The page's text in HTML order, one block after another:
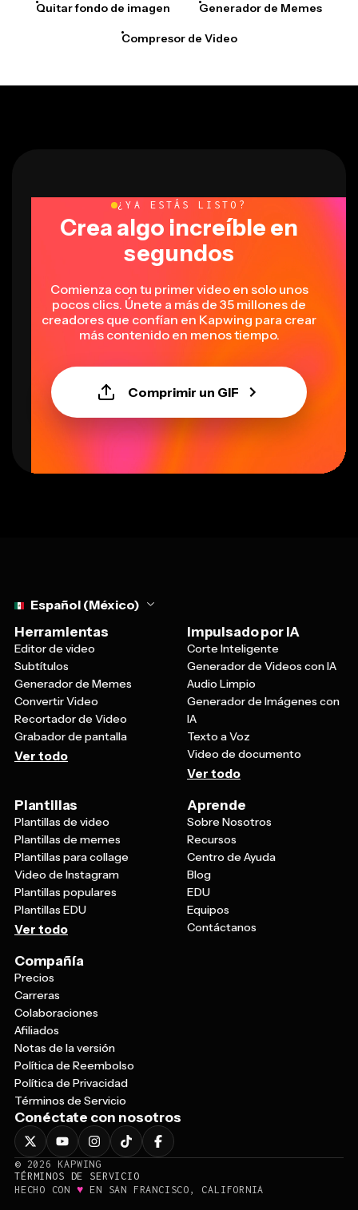
Quitar fondo de imagen Generador de Memes
Compresor de Video
¿YA ESTÁS LISTO?
Crea algo increíble en
segundos
Comienza con tu primer video en solo unos
pocos clics. Únete a más de 35 millones de
creadores que confían en Kapwing para crear
más contenido en menos tiempo.
Comprimir un GIF
Español (México)
Herramientas
Editor de video
Subtítulos
Generador de Memes
Convertir Video
Recortador de Video
Grabador de pantalla
Ver todo
Impulsado por IA
Corte Inteligente
Generador de Videos con IA
Audio Limpio
Generador de Imágenes con
IA
Texto a Voz
Video de documento
Ver todo
Plantillas
Plantillas de video
Plantillas de memes
Plantillas para collage
Video de Instagram
Plantillas populares
Plantillas EDU
Ver todo
Aprende
Sobre Nosotros
Recursos
Centro de Ayuda
Blog
EDU
Equipos
Contáctanos
Compañía
Precios
Carreras
Colaboraciones
Afiliados
Notas de la versión
Política de Reembolso
Política de Privacidad
Términos de Servicio
Conéctate con nosotros
© 2026
KAPWING
TÉRMINOS DE SERVICIO
HECHO CON ♥ EN SAN FRANCISCO, CALIFORNIA